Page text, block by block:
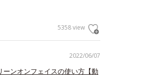
5358 view
2022/06/07
ンオンフェイスの使い方【動